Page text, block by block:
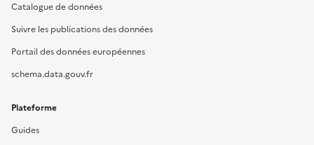
Catalogue de données
Suivre les publications des données
Portail des données européennes
schema.data.gouv.fr
Plateforme
Guides